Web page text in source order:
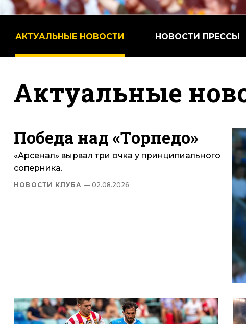
АКТУАЛЬНЫЕ НОВОСТИ НОВОСТИ ПРЕССЫ
Актуальные
Победа над «Торпедо»
«Арсенал» вырвал три очка у принципиального
соперника.
НОВОСТИ КЛУБА — 02.08.2026